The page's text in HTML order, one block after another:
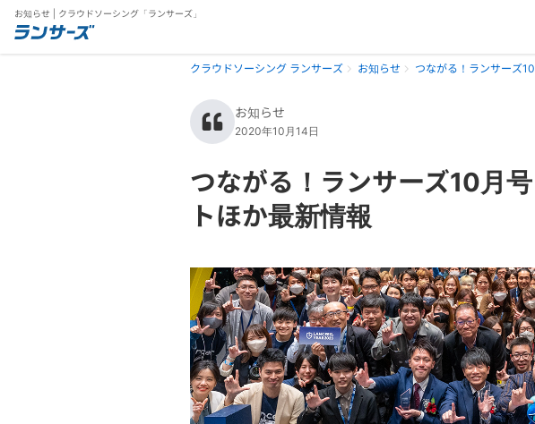
お知らせ | クラウドソーシング「ランサーズ」
クラウドソーシング ランサーズ お知らせ つながる！ランサーズ
お知らせ
2020年10月14日
つながる！ランサーズ10月
トほか最新情報